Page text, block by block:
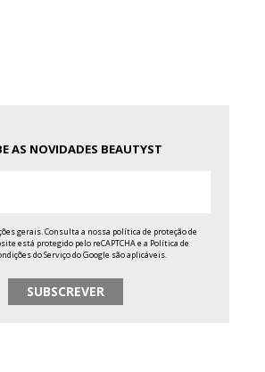
AS NOVIDADES BEAUTYST
gerais. Consulta a nossa política de proteção de
está protegido pelo reCAPTCHA e a Política de
do Serviçodo Google são aplicáveis.